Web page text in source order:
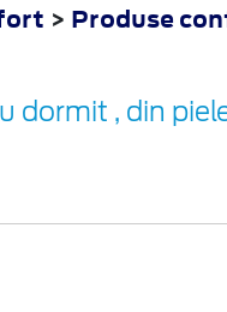
> Produse
dormit , din